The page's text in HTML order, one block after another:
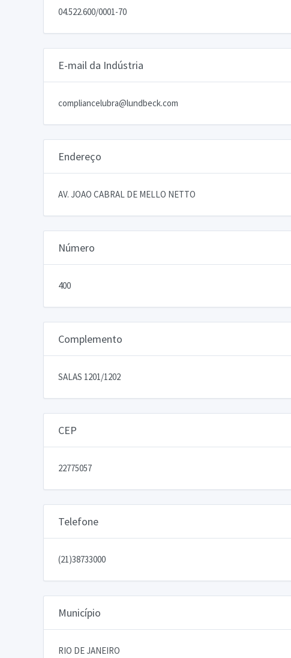
04.522.600/0001-70
E-mail da Indústria
compliancelubra@lundbeck.com
Endereço
AV. JOAO CABRAL DE MELLO NETTO
Número
400
Complemento
SALAS 1201/1202
CEP
22775057
Telefone
(21)38733000
Município
RIO DE JANEIRO